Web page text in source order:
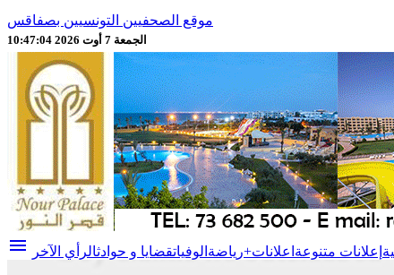
موقع الصحفيين التونسيين بصفاقس
الجمعة 7 أوت 2026 10:47:05
menu إعلانات متنوعة اعلانات+رياضة الوفياتقضايا و حوادثالرأي الآخر